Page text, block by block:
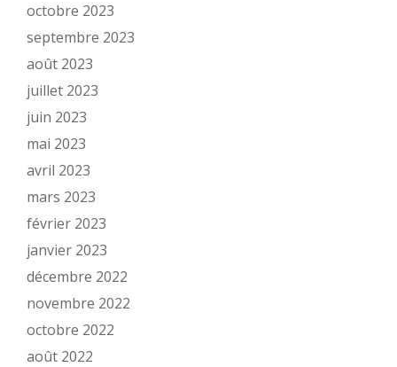
octobre 2023
septembre 2023
août 2023
juillet 2023
juin 2023
mai 2023
avril 2023
mars 2023
février 2023
janvier 2023
décembre 2022
novembre 2022
octobre 2022
août 2022